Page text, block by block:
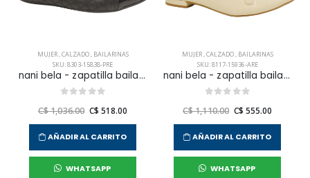
MUJER,CALZADO, BAILARINAS
SKU: 8303-15838-PRE
nani bela - zapatilla bailarina casual para mujer
C$ 1,036.00 C$ 518.00
AÑADIR AL CARRITO
WHATSAPP
MUJER,CALZADO, BAILARINAS
SKU: 8117-15936-ARE
nani bela - zapatilla bailarina vestir para mujer
C$ 1,110.00 C$ 555.00
AÑADIR AL CARRITO
WHATSAPP